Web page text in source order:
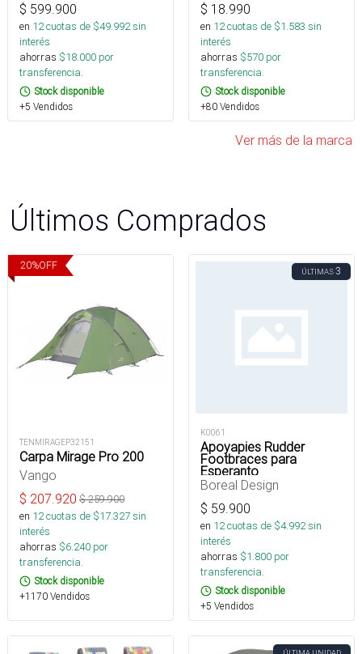
$ 599.900
en 12cuotas de $49.992sin
interés
ahorras $18.000 por
transferencia.
Stock disponible
+5 Vendidos
$ 18.990
en 12cuotas de $1.583 sin
interés
ahorras $570 por
transferencia.
Stock disponible
+80 Vendidos
Ver más de la marca
Últimos Comprados
20%OFF
TENMIRAGEP32151
Carpa Mirage Pro 200
Vango
$ 207.920 $259.900
en 12cuotas de $17.327sin
interés
ahorras $6.240 por
transferencia.
Stock disponible
+1170 Vendidos
ÚLTIMAS3
K0061
Apoyapies Rudder
Footbraces para
Esperanto
Boreal Design
$ 59.900
en 12cuotas de $4.992sin
interés
ahorras $1.800 por
transferencia.
Stock disponible
+5 Vendidos